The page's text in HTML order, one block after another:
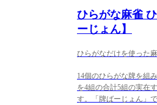
ひらがな麻雀
ーじょん】
ひらがなだけを使った
14個のひらがな牌を組
を4組の合計5組の実在
す。「牌ばーじょん」